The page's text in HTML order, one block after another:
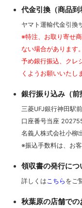
代金引換（商品到
ヤマト運輸代金引換
※特注、お取り寄せ
ない場合があります。
予め銀行振込、クレ
くようお願いいたし
銀行振り込み（前
三菱UFJ銀行神田駅
口座番号当座
名義人株式会社小柳
※振込手数料は、お
領収書の発行につ
詳しくはこちら をご
秋葉原の店舗で